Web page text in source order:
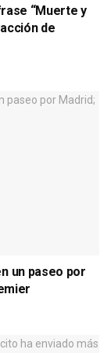
“Muerte y
de
un paseo por